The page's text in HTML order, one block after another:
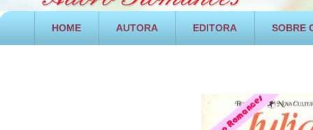
HOME AUTORA EDITORA SOBRE